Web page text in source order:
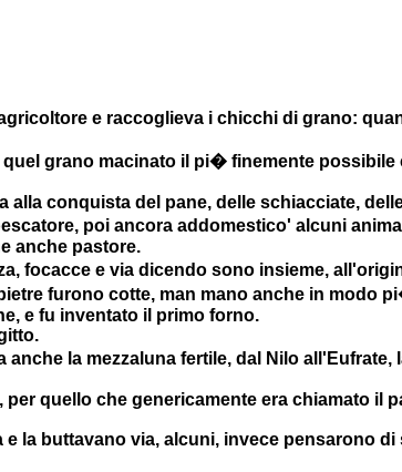
e raccoglieva i chicchi di grano:
grano macinato il pi� finemente possibile
alla conquista del pane, delle schiacciate,
poi ancora addomestico' alcuni
anche pastore.
focacce e via dicendo sono insieme,
furono cotte, man mano anche in modo
e fu inventato il primo forno.
anche la mezzaluna fertile, dal Nilo
quello che genericamente era chiamato il
la buttavano via, alcuni, invece pensarono